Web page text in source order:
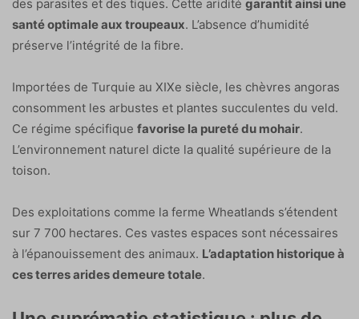
des parasites et des tiques. Cette aridité garantit ainsi une
santé optimale aux troupeaux. L’absence d’humidité
préserve l’intégrité de la fibre.
Importées de Turquie au XIXe siècle, les chèvres angoras
consomment les arbustes et plantes succulentes du veld.
Ce régime spécifique favorise la pureté du mohair.
L’environnement naturel dicte la qualité supérieure de la
toison.
Des exploitations comme la ferme Wheatlands s’étendent
sur 7 700 hectares. Ces vastes espaces sont nécessaires
à l’épanouissement des animaux. L’adaptation historique à
ces terres arides demeure totale.